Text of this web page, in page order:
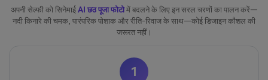
अपनी सेल्फी को सिनेमाई AI छठ पूजा फोटोमें बदलने के लिए इन सरल चरणों का पालन करें—
नदी किनारे की चमक, पारंपरिक पोशाक और रीति-रिवाज के साथ—कोई डिजाइन कौशल की
जरूरत नहीं।
1